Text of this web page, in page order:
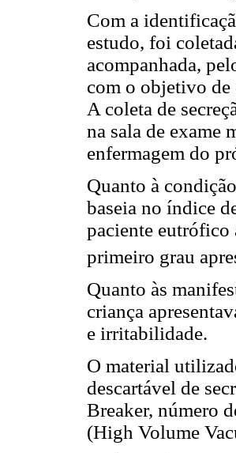
Com a
estudo, foi
acompanhada,
com o objetivo de
A coleta de
na sala de exame
enfermagem do
Quanto à
baseia no índice
paciente eutrófico
primeiro grau
Quanto às
criança
e irritabilidade.
O material
descartável de
Breaker, número
(High Volume